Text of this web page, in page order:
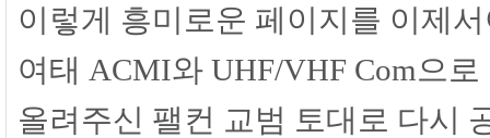
이렇게 흥미로운 페이지를 이제
여태 ACMI와 UHF/VHF Com으
올려주신 팰컨 교범 토대로 다시